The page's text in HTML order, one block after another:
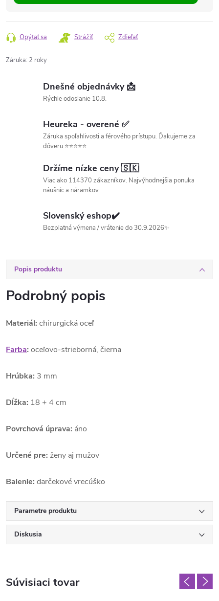
Opýtať sa Strážiť Zdieľať
Záruka: 2 roky
Dnešné objednávky 📩
Rýchle odoslanie 10.8.
Heureka - overené ✅
Záruka spoľahlivosti a férového prístupu. Ďakujeme za
dôveru ⭐⭐⭐⭐⭐
Držíme nízke ceny 🇸🇰
Viac ako 114370 zákazníkov. Najvýhodnejšia ponuka
náušníc a náramkov
Slovenský eshop✔️
Bezplatná výmena / vrátenie do 30.9.2026✨
Popis produktu
Podrobný popis
Materiál: chirurgická oceľ
Farba: oceľovo-strieborná, čierna
Hrúbka: 3 mm
Dĺžka: 18 + 4 cm
Povrchová úprava: áno
Určené pre: ženy aj mužov
Balenie: darčekové vrecúško
Parametre produktu
Diskusia
Súvisiaci tovar